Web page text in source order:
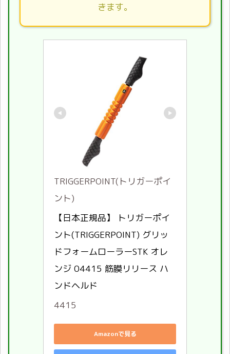
きます。
TRIGGERPOINT(トリガーポイ
ント)
【日本正規品】 トリガーポイ
ント(TRIGGERPOINT) グリッ
ドフォームローラーSTK オレ
ンジ 04415 筋膜リリース ハ
ンドヘルド
4415
Amazonで見る